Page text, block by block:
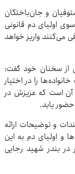
و جان‌باختگان
اولیای دم قانونی
می‌کنند واریز خواهد
از سخنان خود گفت:
را در اختیار
آن است که عزیزش در
یابد.
و توضیحات ارائه
و اولیای دم به این
در بندر شهید رجایی